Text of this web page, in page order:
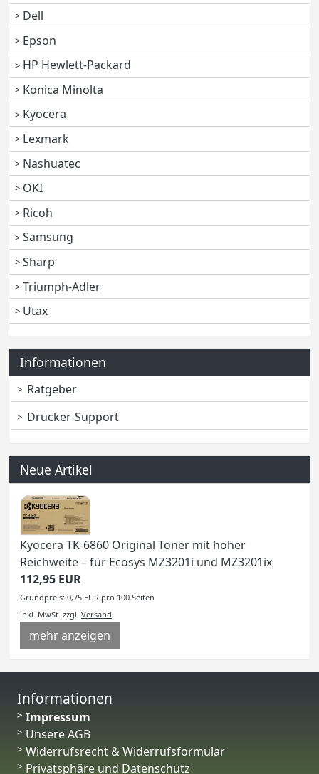
Dell
Epson
HP Hewlett-Packard
Konica Minolta
Kyocera
Lexmark
Nashuatec
OKI
Ricoh
Samsung
Sharp
Triumph-Adler
Utax
Informationen
Ratgeber
Drucker-Support
Neue Artikel
Kyocera TK-6860 Original Toner mit hoher
Reichweite – für Ecosys MZ3201i und MZ3201ix
112,95 EUR
Grundpreis: 0,75 EUR pro 100 Seiten
inkl. MwSt. zzgl. Versand
mehr anzeigen
Informationen
Impressum
Unsere AGB
Widerrufsrecht & Widerrufsformular
Privatsphäre und Datenschutz